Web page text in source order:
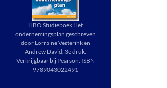
HBO Studieboek Het
ondernemingsplan geschreven
door Lorraine Vesterink en
Andrew David. 3e druk.
Verkrijgbaar bij Pearson. ISBN
9789043022491